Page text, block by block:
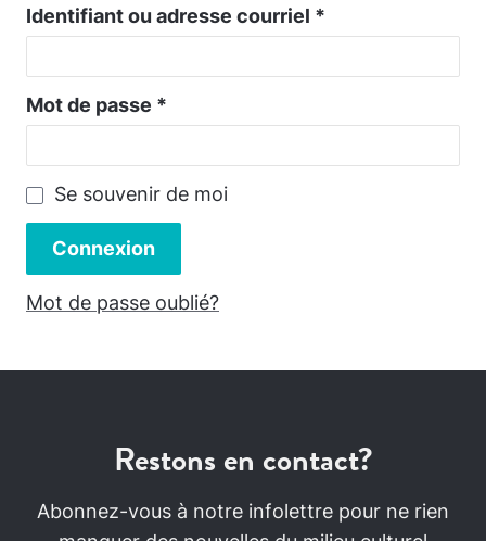
Identifiant ou adresse courriel *
Mot de passe *
Se souvenir de moi
Connexion
Mot de passe oublié?
Restons en contact?
Abonnez-vous à notre infolettre pour ne rien